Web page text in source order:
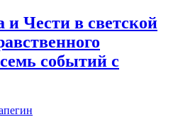
Чести в светской
событий с